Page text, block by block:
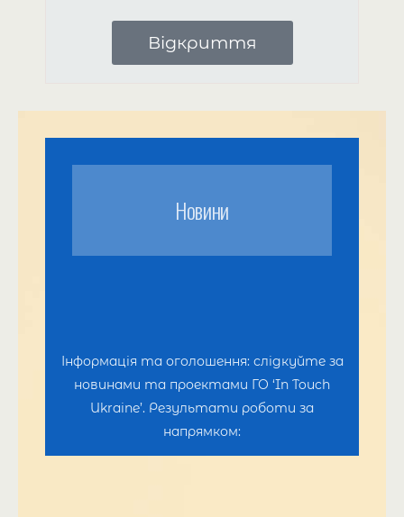
Відкриття
Новини
Інформація та оголошення: слідкуйте за
новинами та проектами ГО ‘In Touch
Ukraine’. Результати роботи за
напрямком: